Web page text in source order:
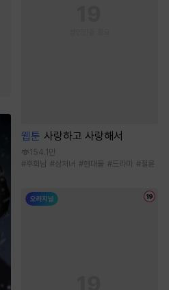
웹툰 사랑하고 사랑해서
154.1만
#후회남 #상처녀 #현대물 #드라마 #절륜